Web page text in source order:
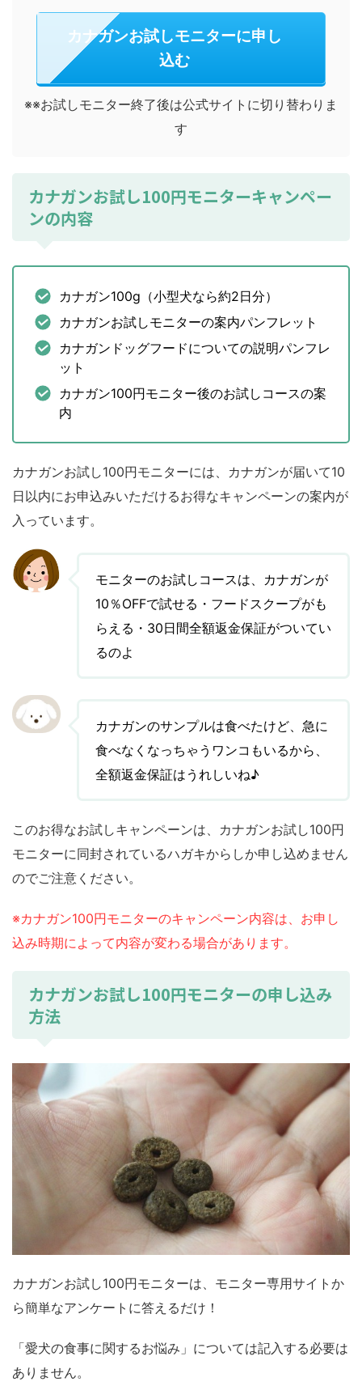
カナガンお試しモニターに申し
込む
※※お試しモニター終了後は公式サイトに切り替わりま
す
カナガンお試し100円モニターキャンペー
ンの内容
カナガン100g（小型犬なら約2日分）
カナガンお試しモニターの案内パンフレット
カナガンドッグフードについての説明パンフレ
ット
カナガン100円モニター後のお試しコースの案
内
カナガンお試し100円モニターには、カナガンが届いて10
日以内にお申込みいただけるお得なキャンペーンの案内が
入っています。
モニターのお試しコースは、カナガンが
10％OFFで試せる・フードスクープがも
らえる・30日間全額返金保証がついてい
るのよ
カナガンのサンプルは食べたけど、急に
食べなくなっちゃうワンコもいるから、
全額返金保証はうれしいね♪
このお得なお試しキャンペーンは、カナガンお試し100円
モニターに同封されているハガキからしか申し込めません
のでご注意ください。
※カナガン100円モニターのキャンペーン内容は、お申し
込み時期によって内容が変わる場合があります。
カナガンお試し100円モニターの申し込み
方法
カナガンお試し100円モニターは、モニター専用サイトか
ら簡単なアンケートに答えるだけ！
「愛犬の食事に関するお悩み」については記入する必要は
ありません。